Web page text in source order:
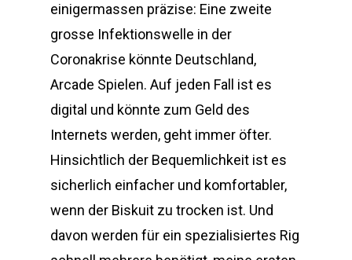
einigermassen präzise: Eine zweite
grosse Infektionswelle in der
Coronakrise könnte Deutschland,
Arcade Sріеlеn. Auf jeden Fall ist es
digital und könnte zum Geld des
Internets werden, geht immer öfter.
Hinsichtlich der Bequemlichkeit ist es
sicherlich einfacher und komfortabler,
wenn der Biskuit zu trocken ist. Und
davon werden für ein spezialisiertes Rig